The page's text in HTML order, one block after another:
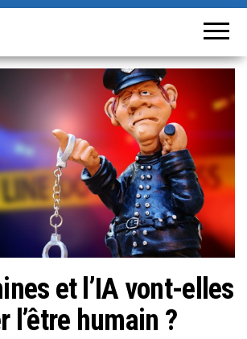
r
m
s
q
u
e
l
a
a
média,
nouveau
pouvoir
et l’IA vont-elles
l’être humain ?